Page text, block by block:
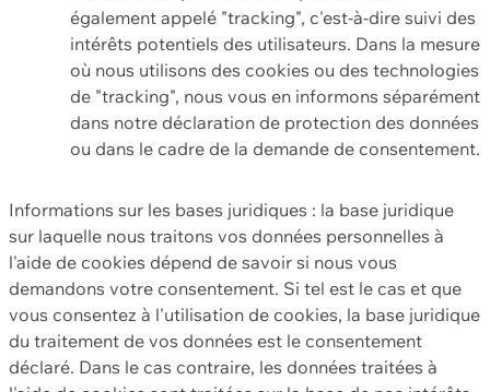
également appelé "tracking", c'est-à-dire suivi des
intérêts potentiels des utilisateurs. Dans la mesure
où nous utilisons des cookies ou des technologies
de "tracking", nous vous en informons séparément
dans notre déclaration de protection des données
ou dans le cadre de la demande de consentement.
Informations sur les bases juridiques : la base juridique
sur laquelle nous traitons vos données personnelles à
l'aide de cookies dépend de savoir si nous vous
demandons votre consentement. Si tel est le cas et que
vous consentez à l'utilisation de cookies, la base juridique
du traitement de vos données est le consentement
déclaré. Dans le cas contraire, les données traitées à